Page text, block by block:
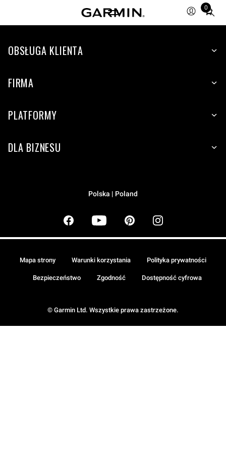
0
Total
items
cart:
OBSŁUGA KLIENTA
FIRMA
PLATFORMY
DLA BIZNESU
Polska | Poland
© Garmin Ltd. Wszystkie prawa zastrzeżone.
Mapa strony Warunki korzystania Polityka prywatności
Bezpieczeństwo Zgodność Dostępność cyfrowa